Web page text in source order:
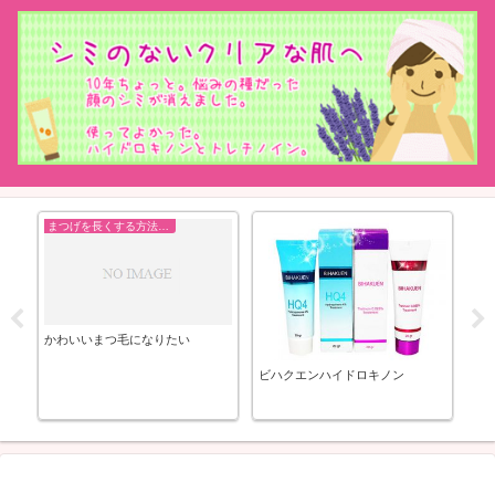
まつげを長くする方法まとめ
かわいいまつ毛になりたい
ビハクエンハイドロキノン